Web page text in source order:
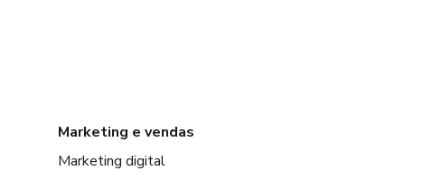
Marketing e vendas
Marketing digital